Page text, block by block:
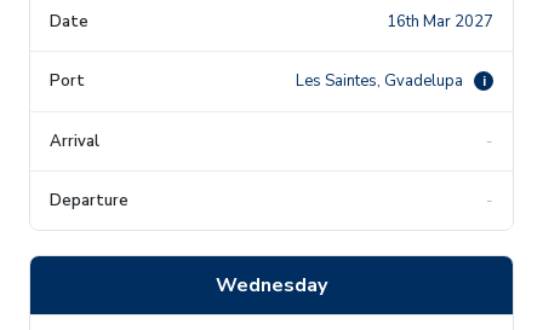
16th Mar 2027
Les Saintes, Gvadelupa i
-
-
Wednesday